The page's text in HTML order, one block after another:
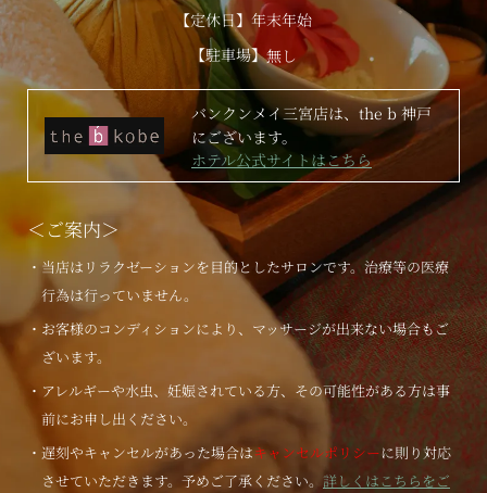
【定休日】年末年始
【駐車場】無し
バンクンメイ三宮店は、the b 神戸
にございます。
ホテル公式サイトはこちら
＜ご案内＞
・当店はリラクゼーションを目的としたサロンです。治療等の医療
行為は行っていません。
・お客様のコンディションにより、マッサージが出来ない場合もご
ざいます。
・アレルギーや水虫、妊娠されている方、その可能性がある方は事
前にお申し出ください。
・遅刻やキャンセルがあった場合はキャンセルポリシーに則り対応
させていただきます。予めご了承ください。 詳しくはこちらをご